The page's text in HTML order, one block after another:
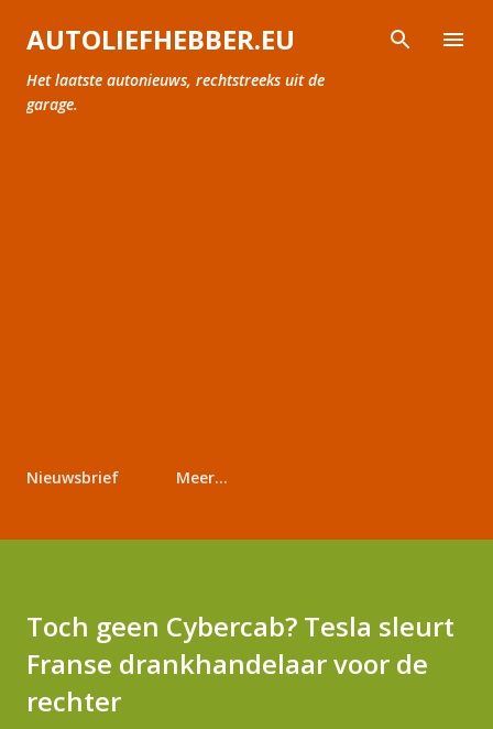
Doorgaan naar hoofdcontent
AUTOLIEFHEBBER.EU
Het laatste autonieuws, rechtstreeks uit de
garage.
Nieuwsbrief Meer…
Toch geen Cybercab? Tesla sleurt
Franse drankhandelaar voor de
rechter